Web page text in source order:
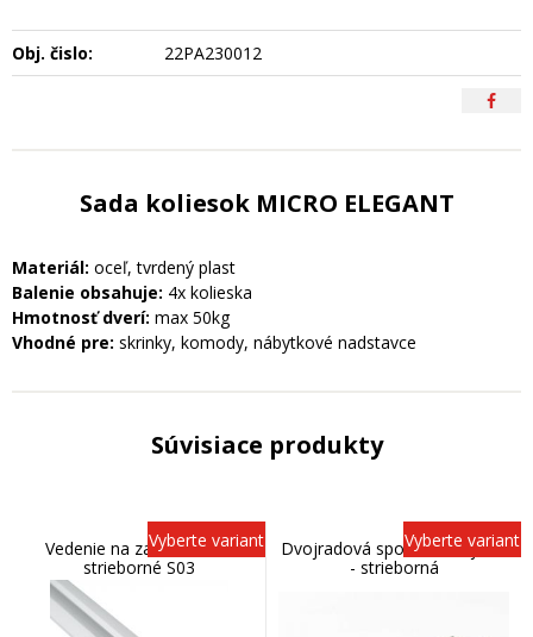
Obj. čislo: 22PA230012
Sada koliesok MICRO ELEGANT
Materiál: oceľ, tvrdený plast
Balenie obsahuje: 4x kolieska
Hmotnosť dverí: max 50kg
Vhodné pre: skrinky, komody, nábytkové nadstavce
Súvisiace produkty
Vedenie na zafrézovanie
strieborné S03
Vyberte variant
Dvojradová spodná koľajnica
- strieborná
Vyberte variant